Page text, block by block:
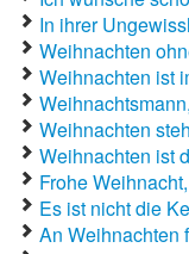
In ihrer
Weihnachten
Weihnachten ist
Weihnachten
Weihnachten ist
Frohe
Es ist nicht die
An Weihnachten